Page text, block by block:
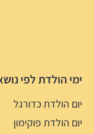
ימי הולדת לפי
יום הולדת כדורגל
יום הולדת פוקימון